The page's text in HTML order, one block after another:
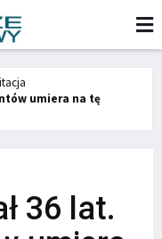
umiera na tę
36 lat.